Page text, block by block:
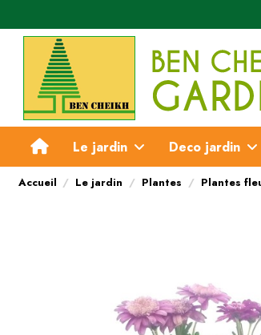
Le jardin Deco jardin
Accueil Le jardin Plantes Plantes